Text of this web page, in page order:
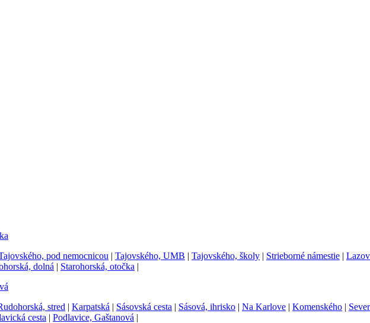
pod nemocnicou | Tajovského, UMB | Tajovského, školy | Strieborné námestie |
dolná | Starohorská, otočka |
stred | Karpatská | Sásovská cesta | Sásová, ihrisko | Na Karlove | Komenského |
cesta | Podlavice, Gaštanová |